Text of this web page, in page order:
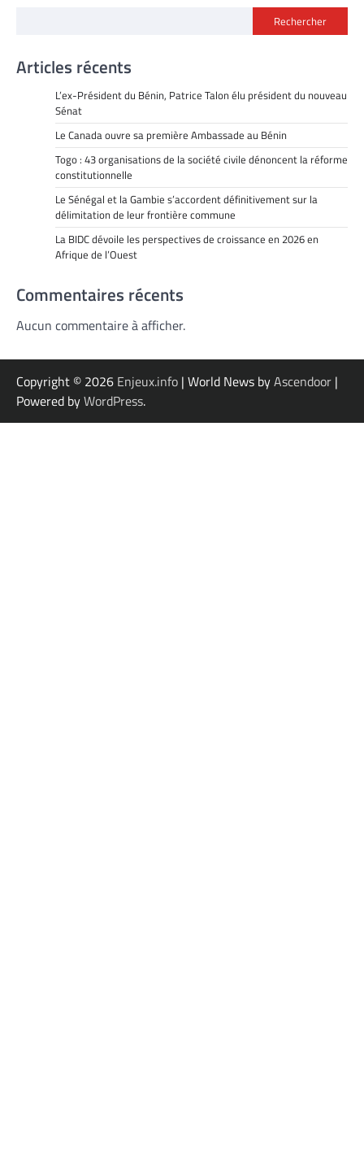
Rechercher
Articles récents
L’ex-Président du Bénin, Patrice Talon élu président du nouveau
Sénat
Le Canada ouvre sa première Ambassade au Bénin
Togo : 43 organisations de la société civile dénoncent la réforme
constitutionnelle
Le Sénégal et la Gambie s’accordent définitivement sur la
délimitation de leur frontière commune
La BIDC dévoile les perspectives de croissance en 2026 en
Afrique de l’Ouest
Commentaires récents
Aucun commentaire à afficher.
Copyright © 2026 Enjeux.info | World News byAscendoor |
Powered byWordPress.